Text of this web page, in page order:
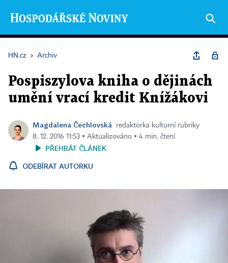
HN.cz › Archiv
Pospiszylova kniha o dějinách
umění vrací kredit Knížákovi
Magdalena Čechlovská
redaktorka kulturní rubriky
8. 12. 2016 11:53 ▪ Aktualizováno ▪ 4 min. čtení
PŘEHRÁT ČLÁNEK
ODEBÍRAT AUTORKU